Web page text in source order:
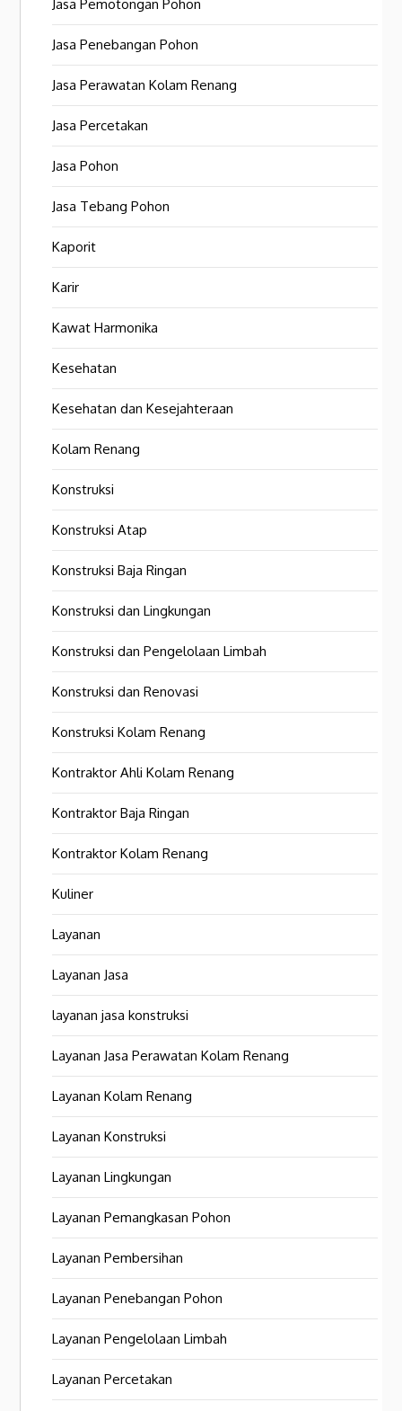
Jasa Pemotongan Pohon
Jasa Penebangan Pohon
Jasa Perawatan Kolam Renang
Jasa Percetakan
Jasa Pohon
Jasa Tebang Pohon
Kaporit
Karir
Kawat Harmonika
Kesehatan
Kesehatan dan Kesejahteraan
Kolam Renang
Konstruksi
Konstruksi Atap
Konstruksi Baja Ringan
Konstruksi dan Lingkungan
Konstruksi dan Pengelolaan Limbah
Konstruksi dan Renovasi
Konstruksi Kolam Renang
Kontraktor Ahli Kolam Renang
Kontraktor Baja Ringan
Kontraktor Kolam Renang
Kuliner
Layanan
Layanan Jasa
layanan jasa konstruksi
Layanan Jasa Perawatan Kolam Renang
Layanan Kolam Renang
Layanan Konstruksi
Layanan Lingkungan
Layanan Pemangkasan Pohon
Layanan Pembersihan
Layanan Penebangan Pohon
Layanan Pengelolaan Limbah
Layanan Percetakan